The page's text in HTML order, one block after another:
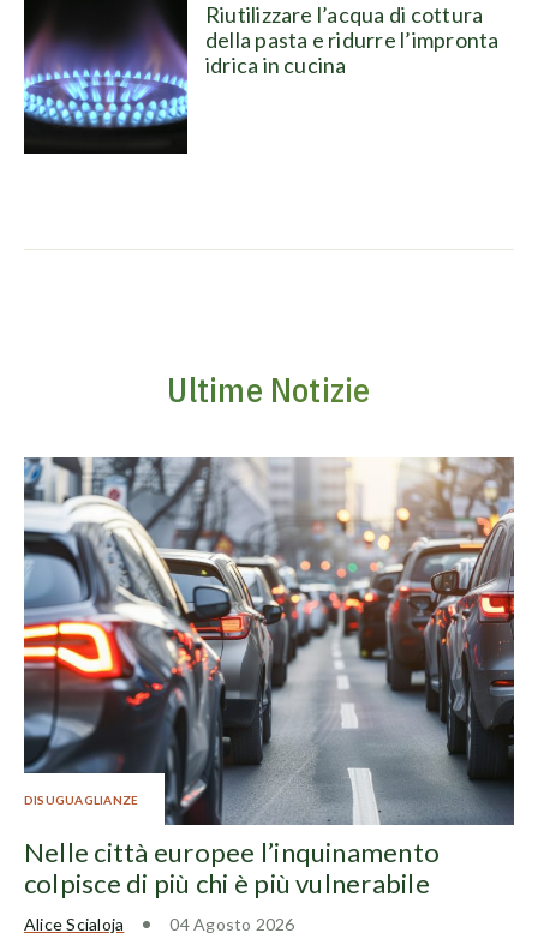
Riutilizzare l’acqua di cottura
della pasta e ridurre l’impronta
idrica in cucina
Ultime Notizie
DISUGUAGLIANZE
Nelle città europee l’inquinamento
colpisce di più chi è più vulnerabile
Alice Scialoja 04 Agosto 2026